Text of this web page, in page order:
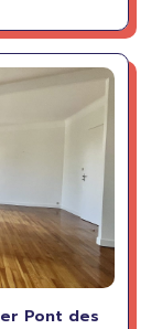
Pont des